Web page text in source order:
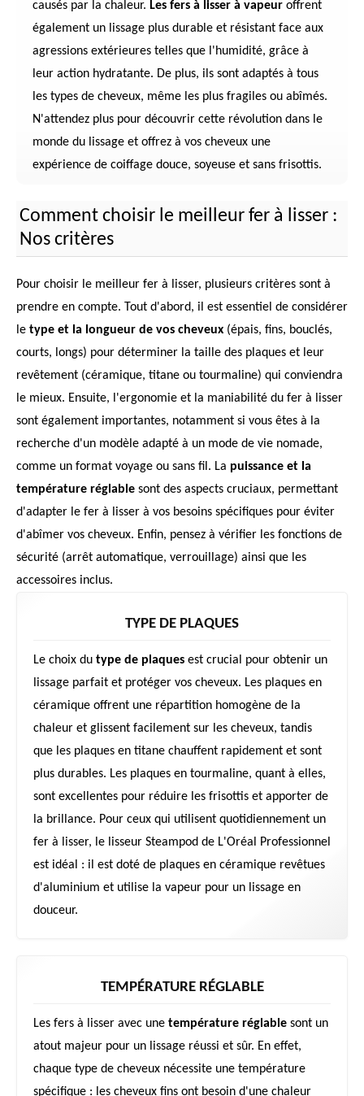
causés par la chaleur. Les fers à lisser à vapeur offrent
également un lissage plus durable et résistant face aux
agressions extérieures telles que l'humidité, grâce à
leur action hydratante. De plus, ils sont adaptés à tous
les types de cheveux, même les plus fragiles ou abîmés.
N'attendez plus pour découvrir cette révolution dans le
monde du lissage et offrez à vos cheveux une
expérience de coiffage douce, soyeuse et sans frisottis.
Comment choisir le meilleur fer à lisser :
Nos critères
Pour choisir le meilleur fer à lisser, plusieurs critères sont à
prendre en compte. Tout d'abord, il est essentiel de considérer
le type et la longueur de vos cheveux (épais, fins, bouclés,
courts, longs) pour déterminer la taille des plaques et leur
revêtement (céramique, titane ou tourmaline) qui conviendra
le mieux. Ensuite, l'ergonomie et la maniabilité du fer à lisser
sont également importantes, notamment si vous êtes à la
recherche d'un modèle adapté à un mode de vie nomade,
comme un format voyage ou sans fil. La puissance et la
température réglable sont des aspects cruciaux, permettant
d'adapter le fer à lisser à vos besoins spécifiques pour éviter
d'abîmer vos cheveux. Enfin, pensez à vérifier les fonctions de
sécurité (arrêt automatique, verrouillage) ainsi que les
accessoires inclus.
TYPE DE PLAQUES
Le choix du type de plaques est crucial pour obtenir un
lissage parfait et protéger vos cheveux. Les plaques en
céramique offrent une répartition homogène de la
chaleur et glissent facilement sur les cheveux, tandis
que les plaques en titane chauffent rapidement et sont
plus durables. Les plaques en tourmaline, quant à elles,
sont excellentes pour réduire les frisottis et apporter de
la brillance. Pour ceux qui utilisent quotidiennement un
fer à lisser, le lisseur Steampod de L'Oréal Professionnel
est idéal : il est doté de plaques en céramique revêtues
d'aluminium et utilise la vapeur pour un lissage en
douceur.
TEMPÉRATURE RÉGLABLE
Les fers à lisser avec une température réglable sont un
atout majeur pour un lissage réussi et sûr. En effet,
chaque type de cheveux nécessite une température
spécifique : les cheveux fins ont besoin d'une chaleur